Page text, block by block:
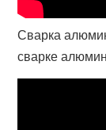
Сварка
сварке